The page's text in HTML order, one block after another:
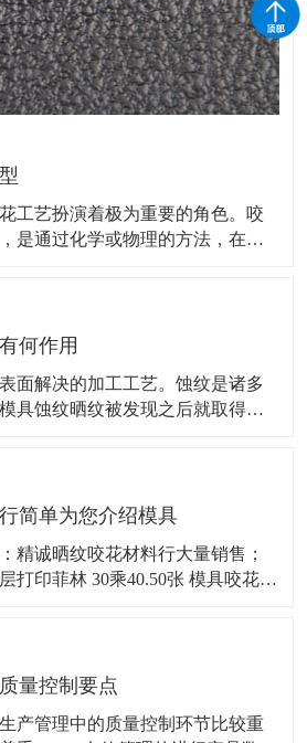
工艺扮演着极为重要的角色。咬
是通过化学或物理的方法，在模
高光学性能等。下面将详细介绍
直纹 直纹是最为基础且常见的咬
何作用
面解决的加工工艺。蚀纹是诸多
具蚀纹晒纹被发现之后就取得了
蚀纹鲁甸晒纹有何作用的 模具蚀
艺术，因此 最大多数的效果便
简单为您介绍模具
精诚晒纹咬花材料行大量销售；
林 30乘40.50张 模具咬花晒
量控制要点
产管理中的质量控制环节比较重